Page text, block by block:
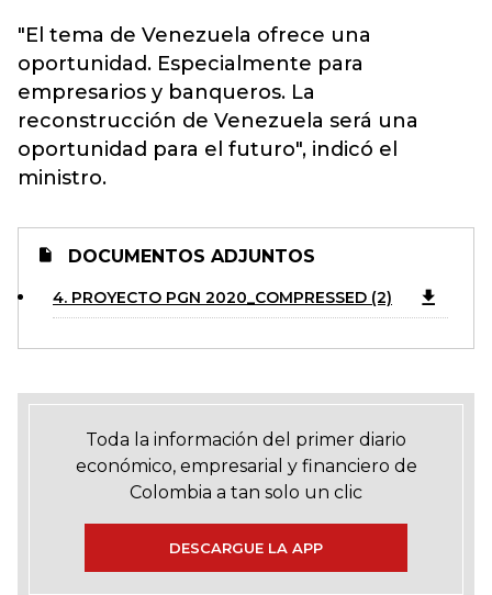
"El tema de Venezuela ofrece una
oportunidad. Especialmente para
empresarios y banqueros. La
reconstrucción de Venezuela será una
oportunidad para el futuro", indicó el
ministro.
DOCUMENTOS ADJUNTOS
4. PROYECTO PGN 2020_COMPRESSED (2)
Toda la información del primer diario
económico, empresarial y financiero de
Colombia a tan solo un clic
DESCARGUE LA APP